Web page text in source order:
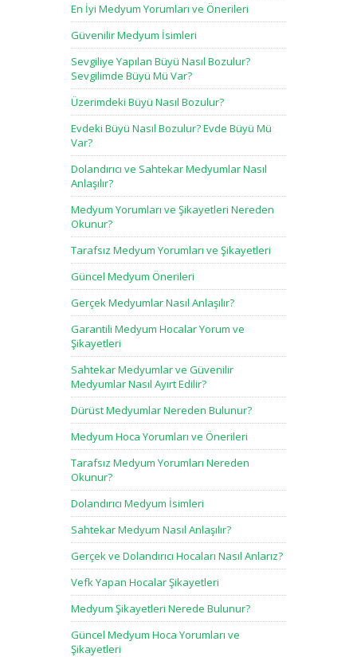
En İyi Medyum Yorumları ve Önerileri
Güvenilir Medyum İsimleri
Sevgiliye Yapılan Büyü Nasıl Bozulur?
Sevgilimde Büyü Mü Var?
Üzerimdeki Büyü Nasıl Bozulur?
Evdeki Büyü Nasıl Bozulur? Evde Büyü Mü
Var?
Dolandırıcı ve Sahtekar Medyumlar Nasıl
Anlaşılır?
Medyum Yorumları ve Şikayetleri Nereden
Okunur?
Tarafsız Medyum Yorumları ve Şikayetleri
Güncel Medyum Önerileri
Gerçek Medyumlar Nasıl Anlaşılır?
Garantili Medyum Hocalar Yorum ve
Şikayetleri
Sahtekar Medyumlar ve Güvenilir
Medyumlar Nasıl Ayırt Edilir?
Dürüst Medyumlar Nereden Bulunur?
Medyum Hoca Yorumları ve Önerileri
Tarafsız Medyum Yorumları Nereden
Okunur?
Dolandırıcı Medyum İsimleri
Sahtekar Medyum Nasıl Anlaşılır?
Gerçek ve Dolandırıcı Hocaları Nasıl Anlarız?
Vefk Yapan Hocalar Şikayetleri
Medyum Şikayetleri Nerede Bulunur?
Güncel Medyum Hoca Yorumları ve
Şikayetleri